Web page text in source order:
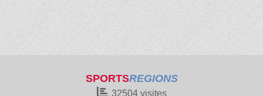
SPORTSREGIONS
32504visites